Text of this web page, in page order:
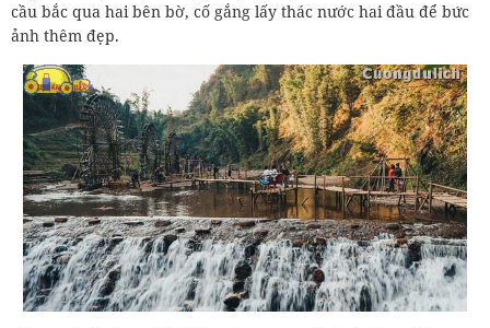
cầu bắc qua hai bên bờ, cố gắng lấy thác nước hai đầu để bức
ảnh thêm đẹp.